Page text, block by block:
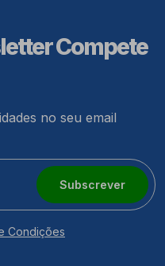
Compete
no seu email
Subscrever
Condições